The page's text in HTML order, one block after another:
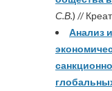
С.В.) //
Анализ